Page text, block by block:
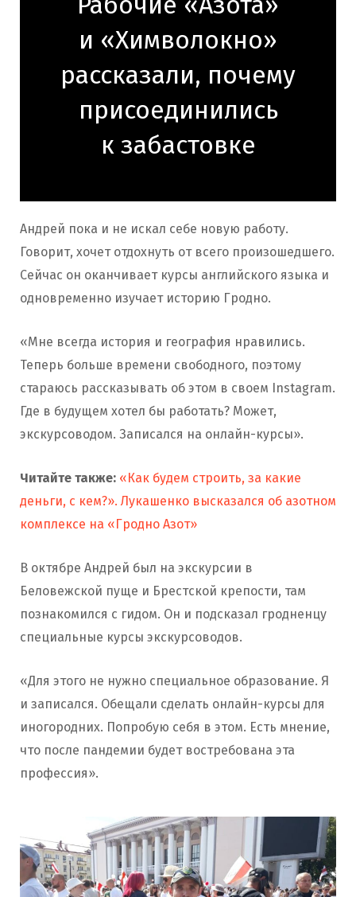
и «Химволокно»
рассказали, почему
присоединились
к забастовке
Андрей пока и не искал себе новую работу.
Говорит, хочет отдохнуть от всего произошедшего.
Сейчас он оканчивает курсы английского языка и
одновременно изучает историю Гродно.
«Мне всегда история и география нравились.
Теперь больше времени свободного, поэтому
стараюсь рассказывать об этом в своем Instagram.
Где в будущем хотел бы работать? Может,
экскурсоводом. Записался на онлайн-курсы».
Читайте также: «Как будем строить, за какие
деньги, с кем?». Лукашенко высказался об азотном
комплексе на «Гродно Азот»
В октябре Андрей был на экскурсии в
Беловежской пуще и Брестской крепости, там
познакомился с гидом. Он и подсказал гродненцу
специальные курсы экскурсоводов.
«Для этого не нужно специальное образование. Я
и записался. Обещали сделать онлайн-курсы для
иногородних. Попробую себя в этом. Есть мнение,
что после пандемии будет востребована эта
профессия».